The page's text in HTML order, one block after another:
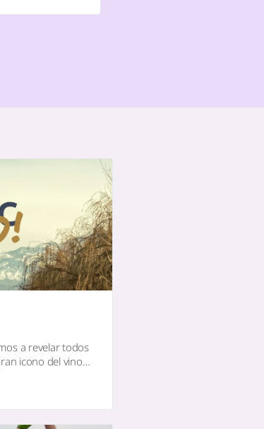
a revelar todos
icono del vino